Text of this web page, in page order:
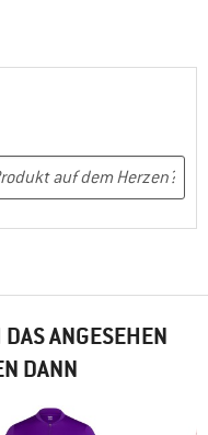
ANGESEHEN
DANN